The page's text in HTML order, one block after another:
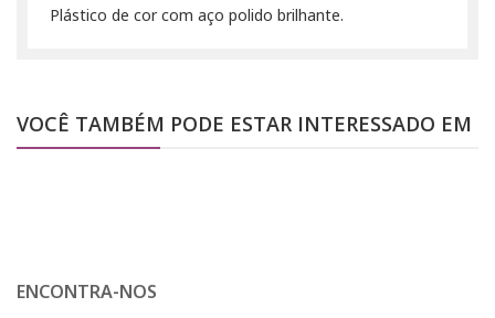
Plástico de cor com aço polido brilhante.
VOCÊ TAMBÉM PODE ESTAR INTERESSADO EM
ENCONTRA-NOS